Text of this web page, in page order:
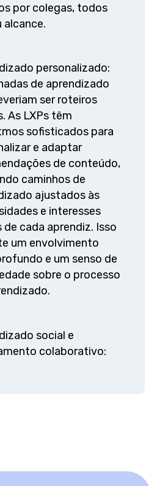
por colegas, todos
alcance.
personalizado:
de aprendizado
ser roteiros
As LXPs têm
sofisticados para
e adaptar
de conteúdo,
caminhos de
ajustados às
e interesses
de cada aprendiz. Isso
um envolvimento
e um senso de
sobre o processo
social e
colaborativo: